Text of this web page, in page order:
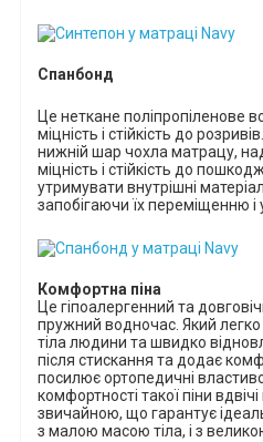
Спанбонд
Це неткане поліпропіленове
міцність і стійкість до
нижній шар чохла матрацу,
міцність і стійкість до
утримувати внутрішні
запобігаючи їх переміщенню
Комфортна піна
Це гіпоалергенний та
пружний водночас. Який
тіла людини та швидко
після стискання та додає
посилює ортопедичні
комфортності такої піни
звичайною, що гарантує
з малою масою тіла, і з